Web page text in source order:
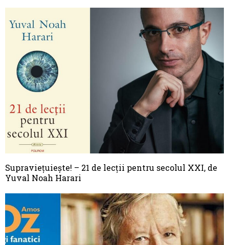
Supraviețuiește! – 21 de lecții pentru secolul XXI, de
Yuval Noah Harari